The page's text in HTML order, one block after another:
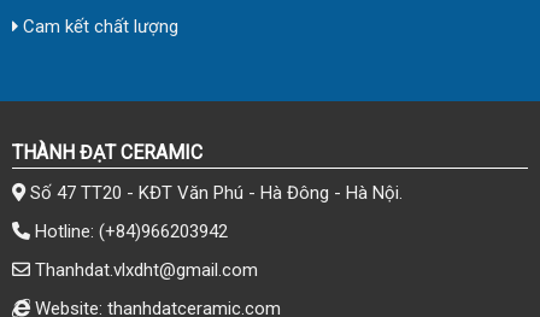
Cam kết chất lượng
THÀNH ĐẠT CERAMIC
Số 47 TT20 - KĐT Văn Phú - Hà Đông - Hà Nội.
Hotline: (+84)966203942
Thanhdat.vlxdht@gmail.com
Website: thanhdatceramic.com